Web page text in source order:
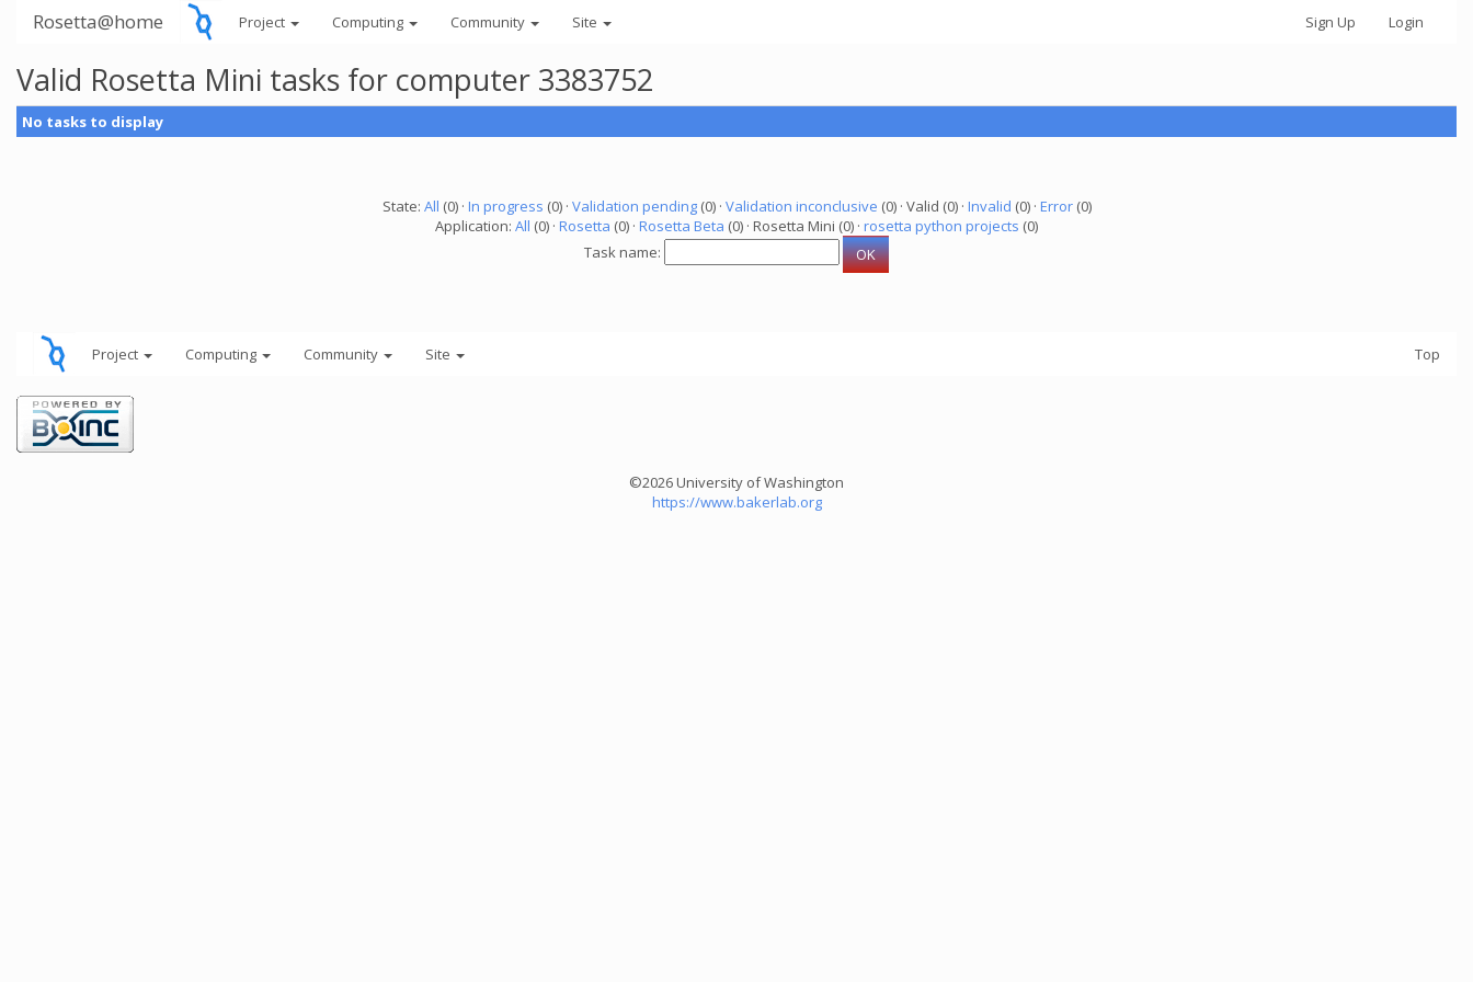
Rosetta@home Project Computing Community Site Sign Up Login
Valid Rosetta Mini tasks for computer 3383752
No tasks to display
State: All (0) · In progress (0) · Validation pending(0) · Validation inconclusive (0) · Valid (0) · Invalid (0) · Error(0)
Application: All (0) · Rosetta (0) · Rosetta Beta (0) · Rosetta Mini (0) · rosetta python projects (0)
Task name:
Project Computing Community Site Top
©2026 University of Washington
https://www.bakerlab.org